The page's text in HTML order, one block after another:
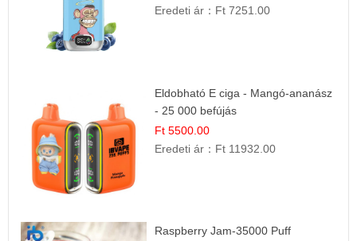
Eredeti ár： Ft 7251.00
Eldobható E ciga - Mangó-ananász
- 25 000 befújás
Ft 5500.00
Eredeti ár： Ft 11932.00
Raspberry Jam-35000 Puff